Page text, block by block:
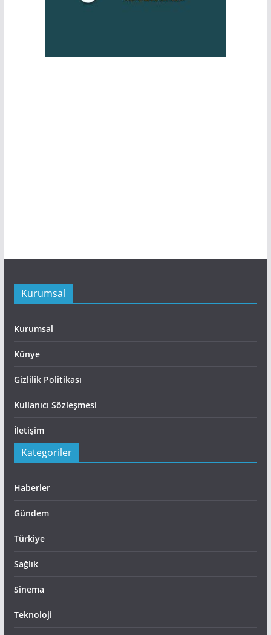
Kurumsal
Kurumsal
Künye
Gizlilik Politikası
Kullanıcı Sözleşmesi
İletişim
Kategoriler
Haberler
Gündem
Türkiye
Sağlık
Sinema
Teknoloji